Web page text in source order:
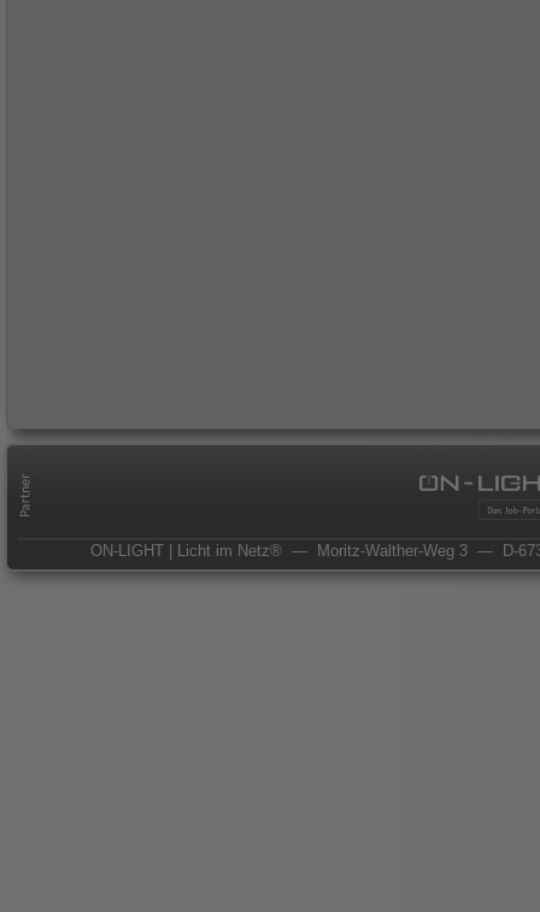
ON-LIGHT | Licht im Netz® — Moritz-Walther-Weg 3 — D-